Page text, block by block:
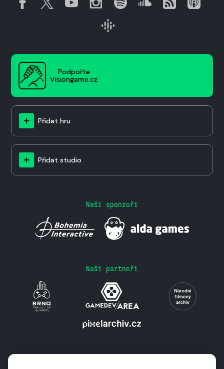
Podpořte
Visiongame.cz
Přidat hru
Přidat studio
Naši sponzoři
Naši partneři